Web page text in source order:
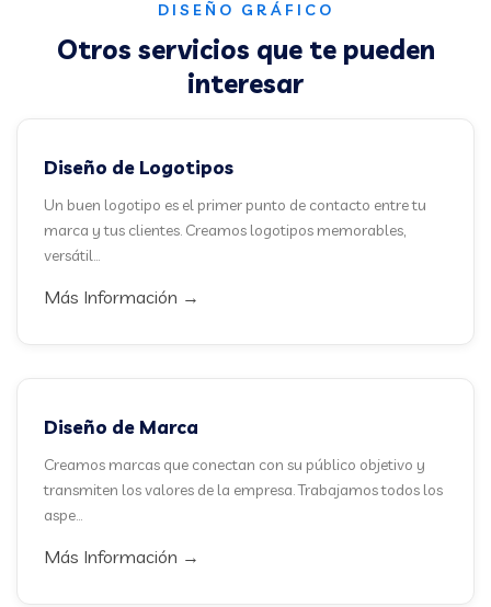
DISEÑO GRÁFICO
Otros servicios que te pueden
interesar
Diseño de Logotipos
Un buen logotipo es el primer punto de contacto entre tu
marca y tus clientes. Creamos logotipos memorables,
versátil...
Más Información →
Diseño de Marca
Creamos marcas que conectan con su público objetivo y
transmiten los valores de la empresa. Trabajamos todos los
aspe...
Más Información →